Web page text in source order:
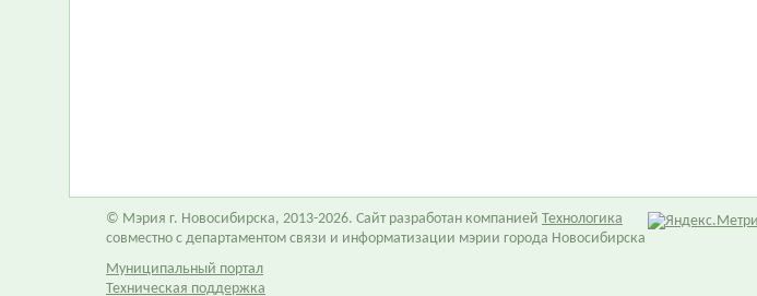
© Мэрия г. Новосибирска, 2013-2026. Сайт разработан компанией Технологика
совместно с департаментом связи и информатизации мэрии города Новосибирска
Муниципальный портал
Техническая поддержка